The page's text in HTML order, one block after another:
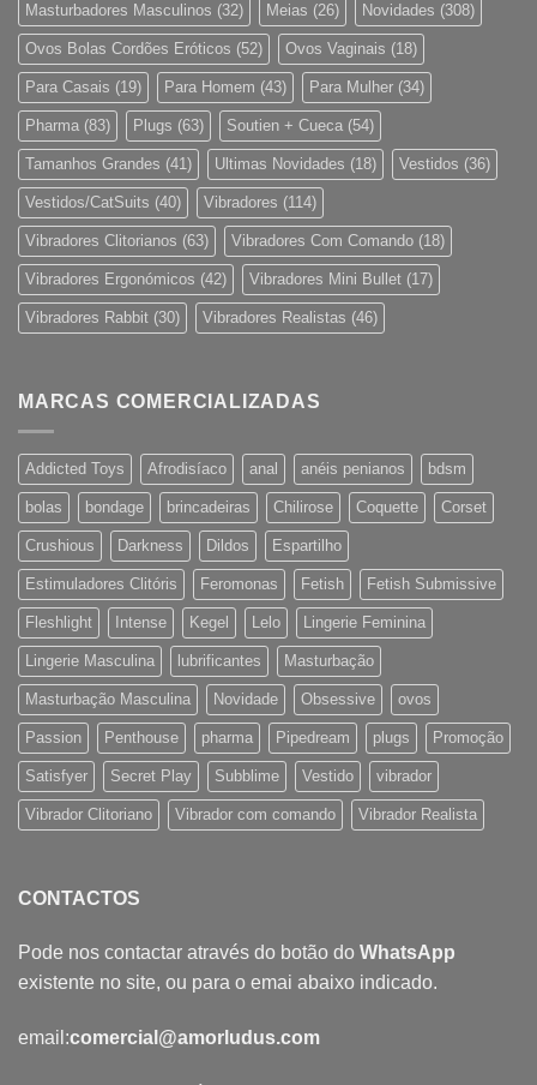
Masturbadores Masculinos (32) Meias (26) Novidades (308)
Ovos Bolas Cordões Eróticos (52) Ovos Vaginais (18)
Para Casais (19) Para Homem (43) Para Mulher (34)
Pharma (83) Plugs (63) Soutien + Cueca (54)
Tamanhos Grandes (41) Ultimas Novidades (18) Vestidos (36)
Vestidos/CatSuits (40) Vibradores (114)
Vibradores Clitorianos (63) Vibradores Com Comando (18)
Vibradores Ergonómicos (42) Vibradores Mini Bullet (17)
Vibradores Rabbit (30) Vibradores Realistas (46)
MARCAS COMERCIALIZADAS
Addicted Toys Afrodisíaco anal anéis penianos bdsm
bolas bondage brincadeiras Chilirose Coquette Corset
Crushious Darkness Dildos Espartilho
Estimuladores Clitóris Feromonas Fetish Fetish Submissive
Fleshlight Intense Kegel Lelo Lingerie Feminina
Lingerie Masculina lubrificantes Masturbação
Masturbação Masculina Novidade Obsessive ovos
Passion Penthouse pharma Pipedream plugs Promoção
Satisfyer Secret Play Subblime Vestido vibrador
Vibrador Clitoriano Vibrador com comando Vibrador Realista
CONTACTOS
Pode nos contactar através do botão do WhatsApp
existente no site, ou para o emai abaixo indicado.
email:comercial@amorludus.com